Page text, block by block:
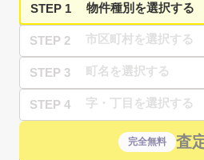
STEP 1
STEP 2
STEP 3
STEP 4
完全無料 査